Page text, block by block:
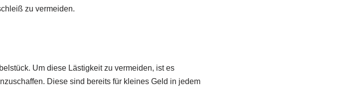
zu vermeiden.
Um diese Lästigkeit zu vermeiden, ist es
Diese sind bereits für kleines Geld in jedem